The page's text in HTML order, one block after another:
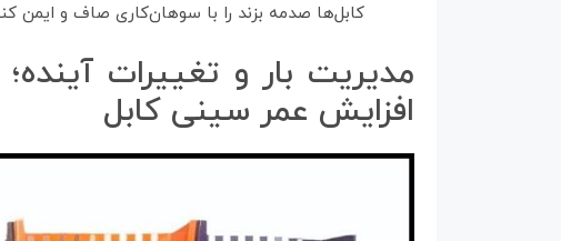
کابل‌ها صدمه بزند را با سوهان‌کاری صاف و ایمن
مدیریت بار و تغییرات
افزایش عمر سینی کابل